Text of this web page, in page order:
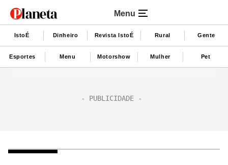
Menu
IstoÉ Dinheiro Revista IstoÉ Rural Gente
Esportes Menu Motorshow Mulher Pet